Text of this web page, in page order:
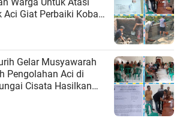
Aci Giat Perbaiki Kobak
Gelar Musyawarah
Pengolahan Aci di
Cisata Hasilkan
Sementara